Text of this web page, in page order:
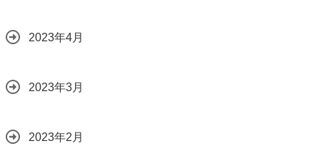
2023年4月
2023年3月
2023年2月